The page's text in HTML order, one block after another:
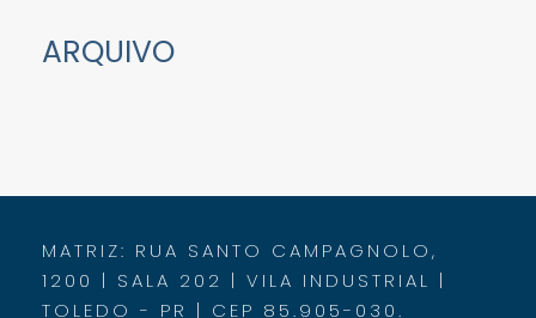
ARQUIVO
MATRIZ: RUA SANTO CAMPAGNOLO,
1200 | SALA 202 | VILA INDUSTRIAL |
TOLEDO - PR | CEP 85.905-030.